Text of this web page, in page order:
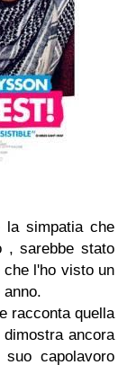
simpatia che
, sarebbe stato
l'ho visto un
racconta quella
ancora
capolavoro